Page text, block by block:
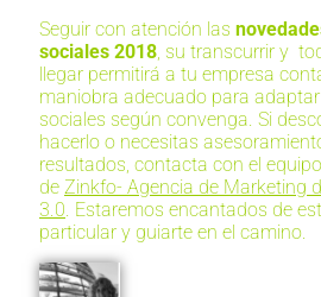
Seguir con atención las
sociales 2018, su transcurrir y
llegar permitirá a tu empresa
maniobra adecuado para
sociales según convenga. Si
hacerlo o necesitas
resultados, contacta con el
de Zinkfo- Agencia de Marketing
3.0. Estaremos encantados de
particular y guiarte en el camino.